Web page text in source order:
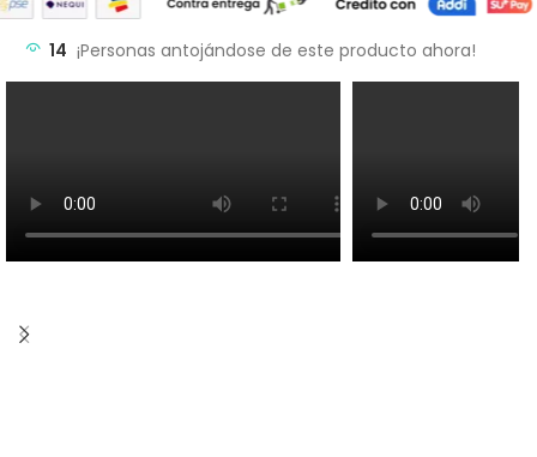
14 ¡Personas antojándose de este producto ahora!